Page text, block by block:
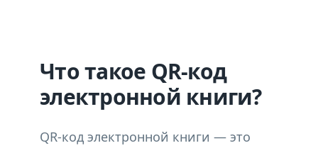
Что такое QR-код
электронной книги?
QR-код электронной книги — это